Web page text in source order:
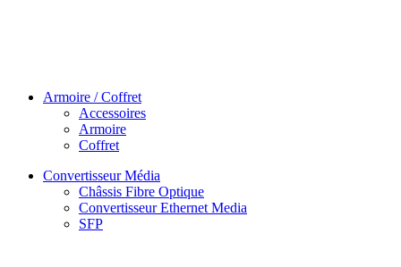
Armoire / Coffret
Accessoires
Armoire
Coffret
Convertisseur Média
Châssis Fibre Optique
Convertisseur Ethernet Media
SFP